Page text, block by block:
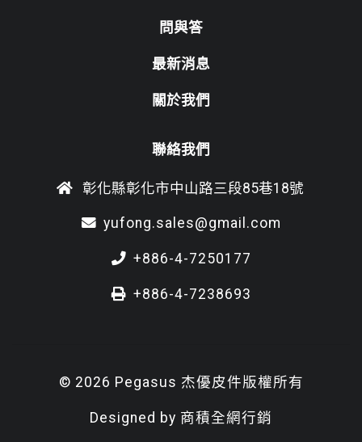
問與答
最新消息
關於我們
聯絡我們
彰化縣彰化市中山路三段85巷18號
yufong.sales@gmail.com
+886-4-7250177
+886-4-7238693
© 2026 Pegasus 杰優皮件版權所有
Designed by 商積全網行銷